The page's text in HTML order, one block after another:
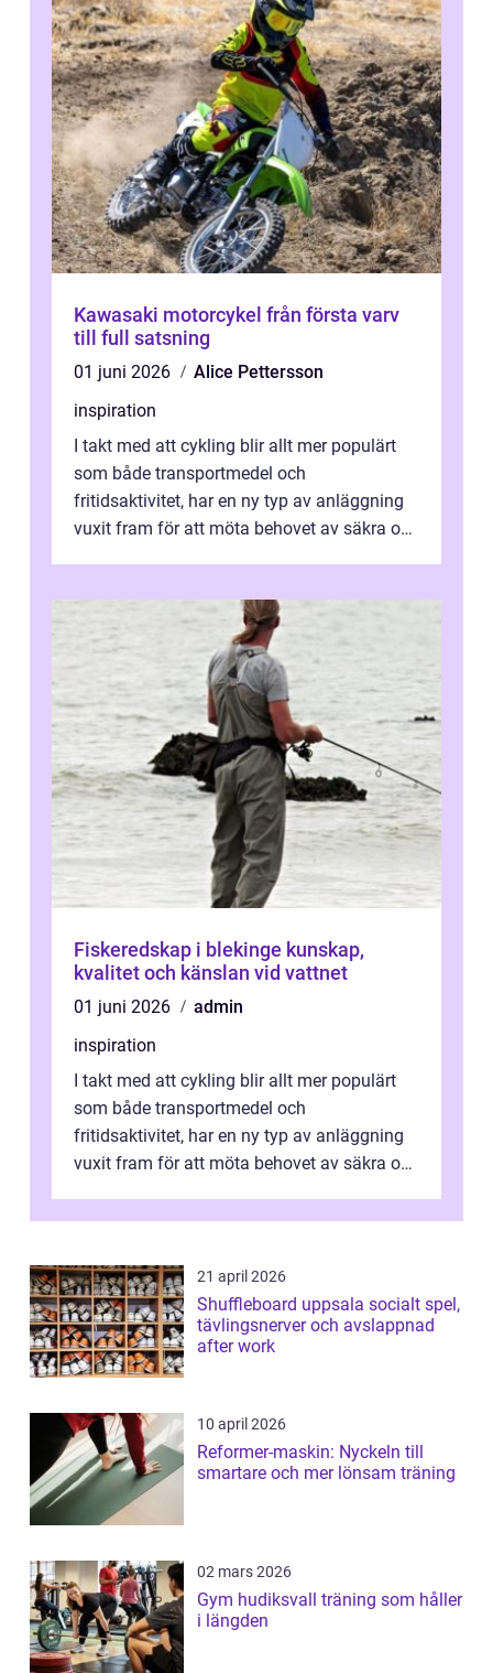
Kawasaki motorcykel från första varv
till full satsning
01 juni 2026
Alice Pettersson
inspiration
I takt med att cykling blir allt mer populärt
som både transportmedel och
fritidsaktivitet, har en ny typ av anläggning
vuxit fram för att möta behovet av säkra och
Fiskeredskap i blekinge kunskap,
kvalitet och känslan vid vattnet
01 juni 2026
admin
inspiration
I takt med att cykling blir allt mer populärt
som både transportmedel och
fritidsaktivitet, har en ny typ av anläggning
vuxit fram för att möta behovet av säkra och
21 april 2026
Shuffleboard uppsala socialt spel,
tävlingsnerver och avslappnad
after work
10 april 2026
Reformer-maskin: Nyckeln till
smartare och mer lönsam träning
02 mars 2026
Gym hudiksvall träning som håller
i längden